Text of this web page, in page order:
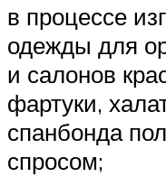
в процессе
одежды для
и салонов
фартуки,
спанбонда
спросом;